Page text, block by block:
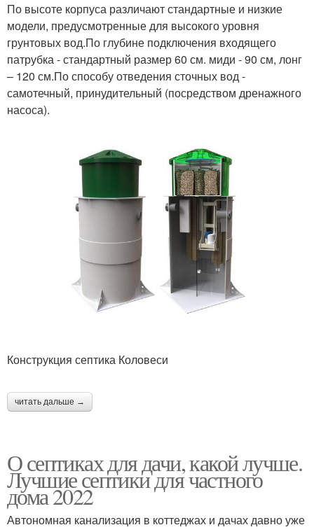
По высоте корпуса различают стандартные и низкие
модели, предусмотренные для высокого уровня
грунтовых вод.По глубине подключения входящего
патрубка - стандартный размер 60 см. миди - 90 см, лонг
– 120 см.По способу отведения сточных вод -
самотечный, принудительный (посредством дренажного
насоса).
Конструкция септика Коловеси
читать дальше →
О септиках для дачи, какой лучше.
Лучшие септики для частного
дома 2022
Автономная канализация в коттеджах и дачах давно уже